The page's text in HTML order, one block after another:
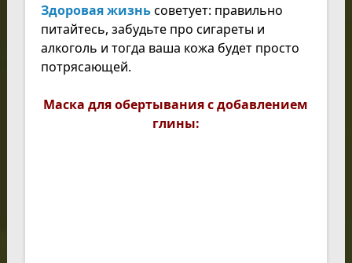
Здоровая жизньсоветует: правильно
питайтесь, забудьте про сигареты и
алкоголь и тогда ваша кожа будет просто
потрясающей.
Маска для обертывания с добавлением
глины: